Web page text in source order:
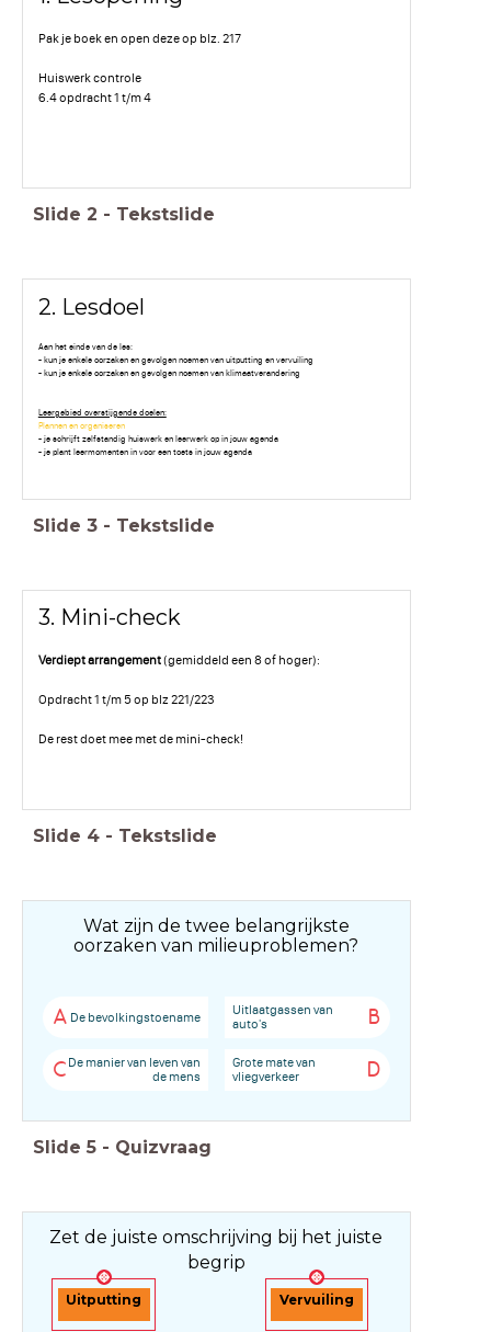
Pak je boek en open deze op blz. 217
Huiswerk controle
6.4 opdracht 1 t/m 4
Slide 2 - Tekstslide
2. Lesdoel
Aan het einde van de les:
- kun je enkele oorzaken en gevolgen noemen van uitputting en vervuiling
- kun je enkele oorzaken en gevolgen noemen van klimaatverandering
Leergebied overstijgende doelen:
Plannen en organiseren
- je schrijft zelfstandig huiswerk en leerwerk op in jouw agenda
- je plant leermomenten in voor een toets in jouw agenda
Slide 3 - Tekstslide
3. Mini-check
Verdiept arrangement(gemiddeld een 8 of hoger):
Opdracht 1 t/m 5 op blz 221/223
De rest doet mee met de mini-check!
Slide 4 - Tekstslide
Wat zijn de twee belangrijkste
oorzaken van milieuproblemen?
A De bevolkingstoename B
Uitlaatgassen van
auto's
C De manier van leven van
de mens
D
Grote mate van
vliegverkeer
Slide 5 - Quizvraag
Uitputting
Zet de juiste omschrijving bij het juiste
begrip
Vervuiling